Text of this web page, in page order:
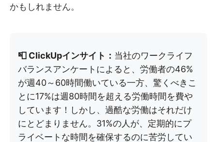
かもしれません。
📮 ClickUpインサイト： 当社のワークライフ
バランスアンケートによると、労働者の46%
が週40～60時間働いている一方、驚くべきこ
とに17%は週80時間を超える労働時間を費や
しています！しかし、過酷な労働はそれだけ
にとどまりません。31%の人が、定期的にプ
ライベートな時間を確保するのに苦労してい